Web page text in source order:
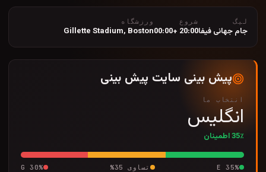
لیگ
جام جهانی فیفا
شروع
20:00 +00:00
ورزشگاه
Gillette Stadium, Boston
پیش بینی سایت پیش بینی
انتخاب ما
انگلیس
35٪ اطمینان
E 35% تساوی 35
%
G 30%